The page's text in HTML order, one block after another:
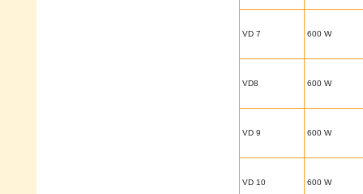
VD 7 600 W
VD8 600 W
VD 9 600 W
VD 10 600 W